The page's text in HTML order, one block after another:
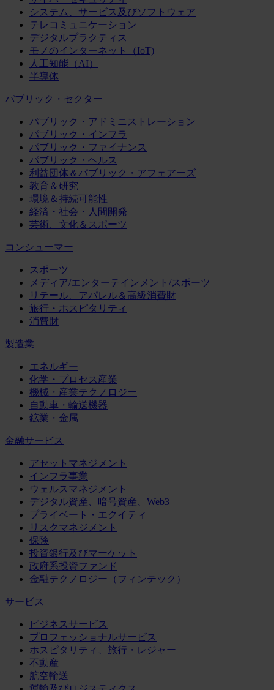
システム、サービス及びソフトウェア
テレコミュニケーション
デジタルプラクティス
モノのインターネット（IoT)
人工知能（AI）
半導体
パブリック・セクター
パブリック・アドミニストレーション
パブリック・インフラ
パブリック・ファイナンス
パブリック・ヘルス
利益団体＆パブリック・アフェアーズ
教育＆研究
環境＆持続可能性
経済・社会・人間開発
芸術、文化＆スポーツ
コンシューマー
スポーツ
メディア/エンターテインメント/スポーツ
リテール、アパレル＆高級消費財
旅行・ホスピタリティ
消費財
製造業
エネルギー
化学・プロセス産業
機械・産業テクノロジー
自動車・輸送機器
鉱業・金属
金融サービス
アセットマネジメント
インフラ事業
ウェルスマネジメント
デジタル資産、暗号資産、Web3
プライベート・エクイティ
リスクマネジメント
保険
投資銀行及びマーケット
政府系投資ファンド
金融テクノロジー（フィンテック）
サービス
ビジネスサービス
プロフェッショナルサービス
ホスピタリティ、旅行・レジャー
不動産
航空輸送